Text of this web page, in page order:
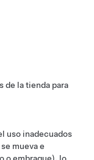
de la tienda para
uso inadecuados
mueva e